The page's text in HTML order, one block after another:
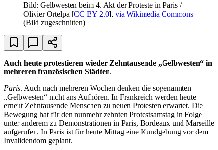
Bild: Gelbwesten beim 4. Akt der Proteste in Paris /
Olivier Ortelpa [CC BY 2.0], via Wikimedia Commons
(Bild zugeschnitten)
Auch heute protestieren wieder Zehntausende „Gelbwesten“ in
mehreren französischen Städten.
Paris. Auch nach mehreren Wochen denken die sogenannten
„Gelbwesten“ nicht ans Aufhören. In Frankreich werden heute
erneut Zehntausende Menschen zu neuen Protesten erwartet. Die
Bewegung hat für den nunmehr zehnten Protestsamstag in Folge
unter anderem zu Demonstrationen in Paris, Bordeaux und Marseille
aufgerufen. In Paris ist für heute Mittag eine Kundgebung vor dem
Invalidendom geplant.